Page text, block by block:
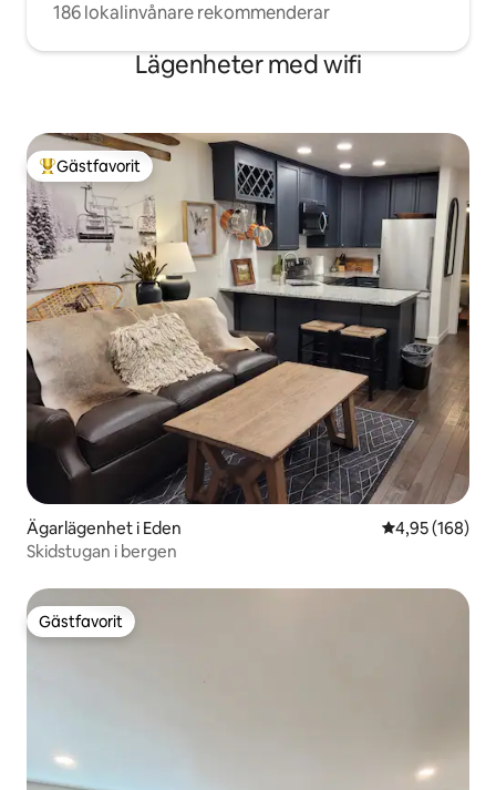
186 lokalinvånare rekommenderar
Lägenheter med wifi
Populär gästfavorit
Gästfavorit
Ägarlägenhet i Eden 4,95 av 5 i
4,95 (168)
Skidstugan i bergen
Gästfavorit
Gästfavorit